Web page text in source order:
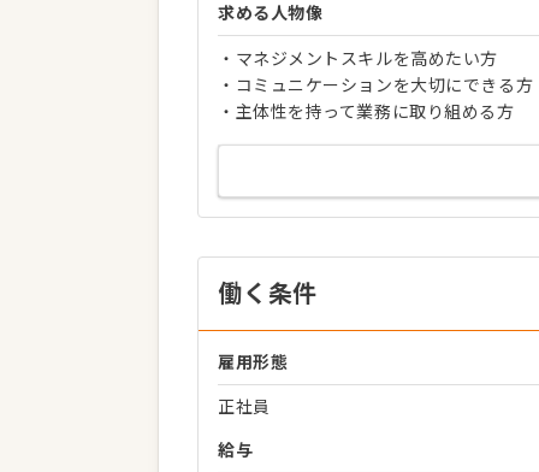
求める人物像
・マネジメントスキルを高めたい方
・コミュニケーションを大切にできる方
・主体性を持って業務に取り組める方
働く条件
雇用形態
正社員
給与